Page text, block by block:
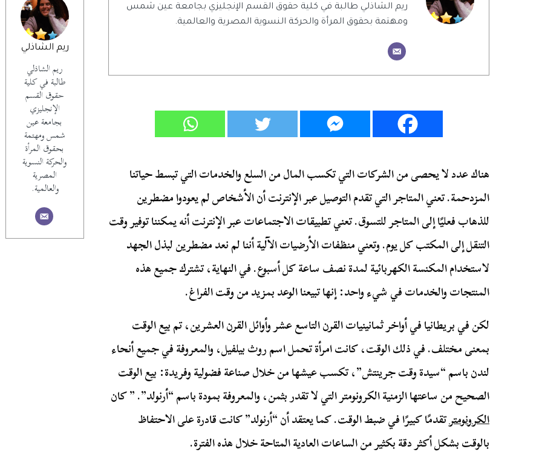
ريم الشاذلي
ريم الشاذلي
طالبة في كلية
حقوق القسم
الإنجليزي
بجامعة عين
شمس ومهتمة
بحقوق المرأة
والحركة النسوية
المصرية
والعالمية.
ريم الشاذلي طالبة في كلية حقوق القسم الإنجليزي بجامعة عين شمس
ومهتمة بحقوق المرأة والحركة النسوية المصرية والعالمية.
هناك عدد لا يحصى من الشركات التي تكسب المال من السلع والخدمات التي تبسط حياتنا
المزدحمة. تعني المتاجر التي تقدم التوصيل عبر الإنترنت أن الأشخاص لم يعودوا مضطرين
للذهاب فعليًا إلى المتاجر للتسوق. تعني تطبيقات الاجتماعات عبر الإنترنت أنه يمكننا توفير وقت
التنقل إلى المكتب كل يوم. وتعني منظفات الأرضيات الآلية أننا لم نعد مضطرين لبذل الجهد
لاستخدام المكنسة الكهربائية لمدة نصف ساعة كل أسبوع. في النهاية، تشترك جميع هذه
المنتجات والخدمات في شيء واحد: إنها تبيعنا الوعد بمزيد من وقت الفراغ.
لكن في بريطانيا في أواخر ثمانينيات القرن التاسع عشر وأوائل القرن العشرين، تم بيع الوقت
بمعنى مختلف. في ذلك الوقت، كانت امرأة تحمل اسم روث بيلفيل، والمعروفة في جميع أنحاء
لندن باسم “سيدة وقت جرينتش”، تكسب عيشها من خلال صناعة فضولية وفريدة: بيع الوقت
الصحيح من ساعتها الزمنية الكرونومتر التي لا تقدر بثمن، والمعروفة بمودة باسم “أرنولد”. ” كان
الكرونومترتقدمًا كبيرًا في ضبط الوقت. كما يعتقد أن “أرنولد” كانت قادرة على الاحتفاظ
بالوقت بشكل أكثر دقة بكثير من الساعات العادية المتاحة خلال هذه الفترة.